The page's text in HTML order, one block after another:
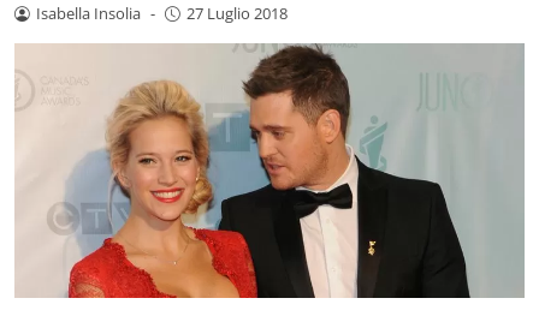
Isabella Insolia - 27 Luglio 2018